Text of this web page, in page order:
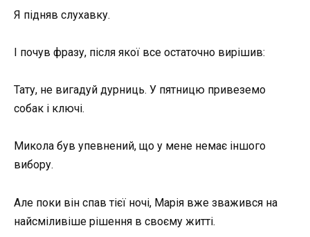
Я підняв слухавку.
І почув фразу, після якої все остаточно вирішив:
Тату, не вигадуй дурниць. У пятницю привеземо
собак і ключі.
Микола був упевнений, що у мене немає іншого
вибору.
Але поки він спав тієї ночі, Марія вже зважився на
найсміливіше рішення в своєму житті.